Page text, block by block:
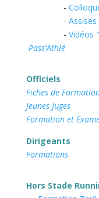
-
-
- Vidéos
Pass'Athlé
Officiels
Fiches de
Jeunes Juges
Formation et
Dirigeants
Formations
Hors Stade